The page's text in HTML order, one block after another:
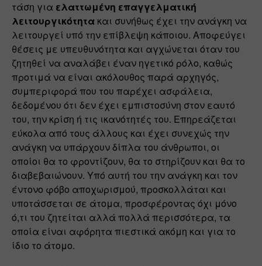
τάση για ελαττωμένη επαγγελματική
λειτουργικότητα και συνήθως έχει την ανάγκη να
λειτουργεί υπό την επίβλεψη κάποιου. Αποφεύγει
θέσεις με υπευθυνότητα και αγχώνεται όταν του
ζητηθεί να αναλάβει έναν ηγετικό ρόλο, καθώς
προτιμά να είναι ακόλουθος παρά αρχηγός,
συμπεριφορά που του παρέχει ασφάλεια,
δεδομένου ότι δεν έχει εμπιστοσύνη στον εαυτό
του, την κρίση ή τις ικανότητές του. Επηρεάζεται
εύκολα από τους άλλους και έχει συνεχώς την
ανάγκη να υπάρχουν δίπλα του άνθρωποι, οι
οποίοι θα το φροντίζουν, θα το στηρίζουν και θα το
διαβεβαιώνουν. Υπό αυτή του την ανάγκη και τον
έντονο φόβο αποχωρισμού, προσκολλάται και
υποτάσσεται σε άτομα, προσφέροντας όχι μόνο
ό,τι του ζητείται αλλά πολλά περισσότερα, τα
οποία είναι αφόρητα πιεστικά ακόμη και για το
ίδιο το άτομο.